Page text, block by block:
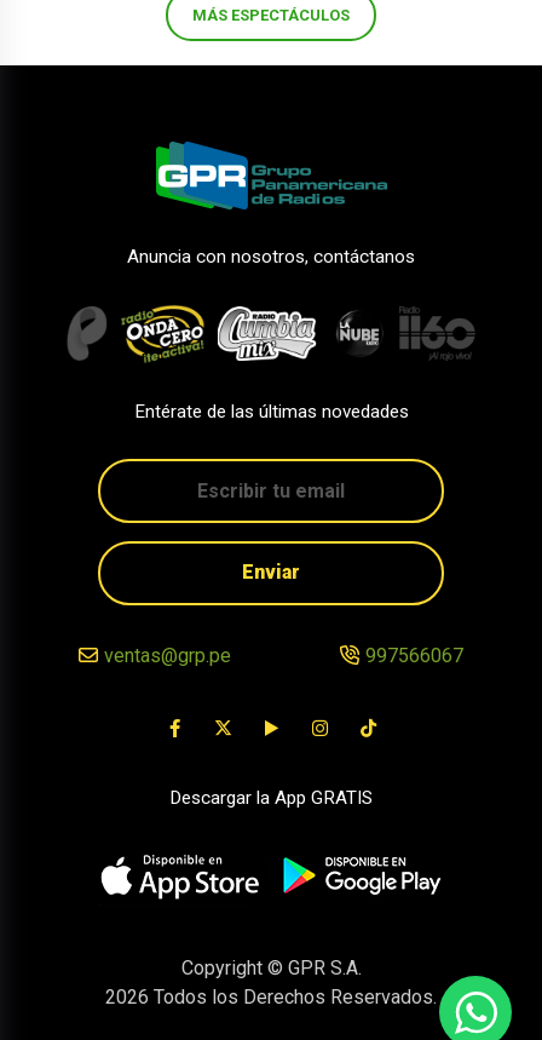
MÁS ESPECTÁCULOS
Anuncia con nosotros, contáctanos
Entérate de las últimas novedades
Enviar
ventas@grp.pe 997566067
Descargar la App GRATIS
Copyright © GPR S.A.
2026 Todos los Derechos Reservados.